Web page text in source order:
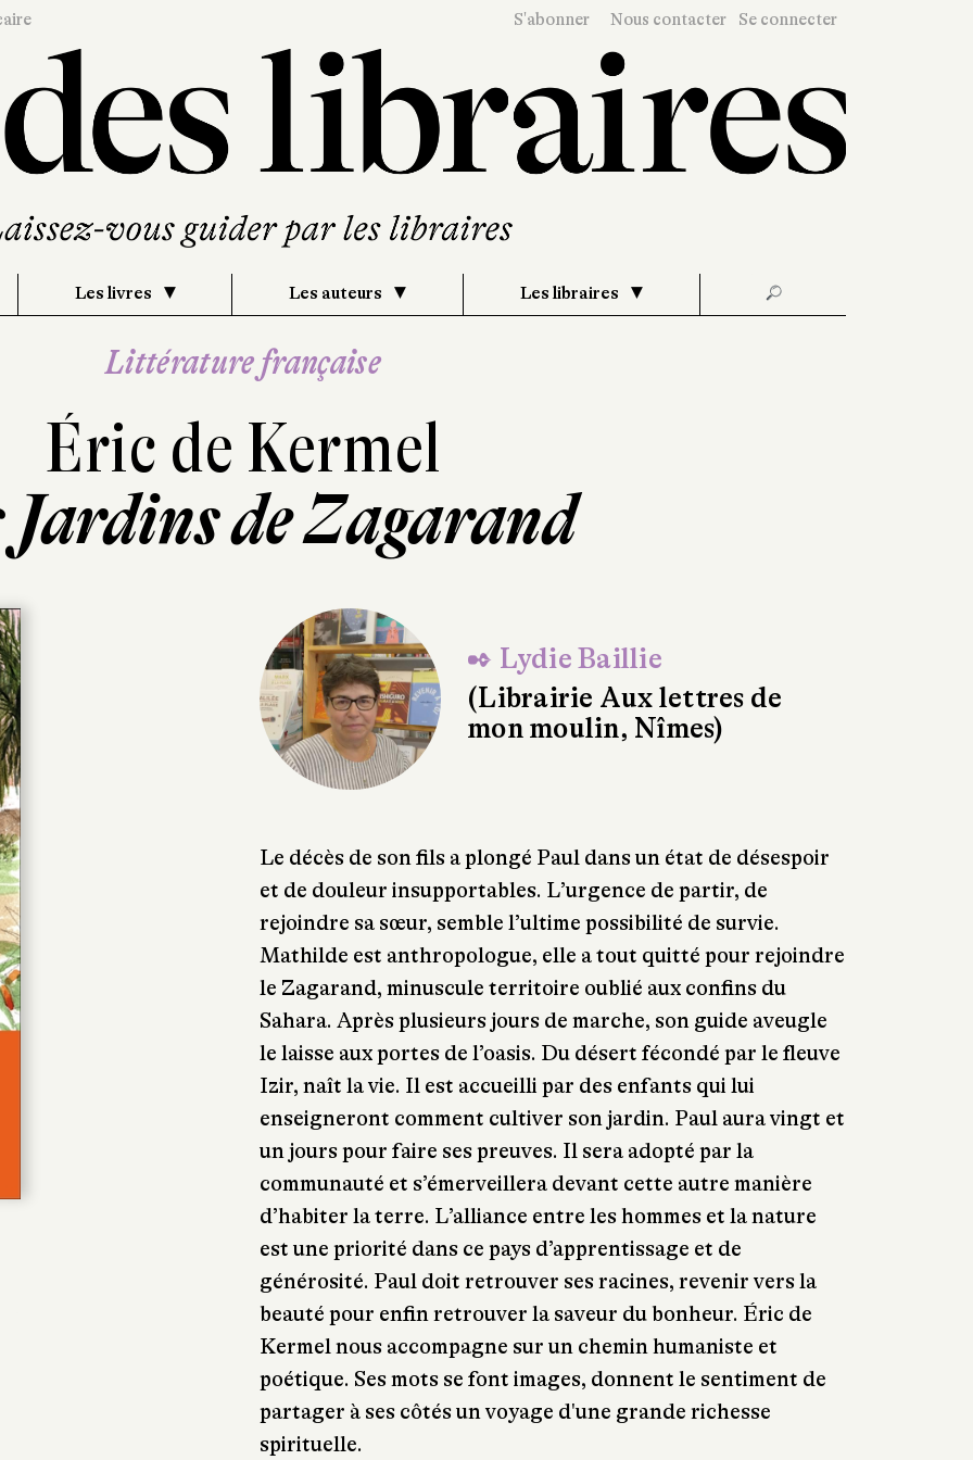
S'abonner Nous contacter Se connecter
Les livres Les auteurs Les libraires 🔎
Littérature française
Éric de Kermel
Jardins de Zagarand
✒ Lydie Baillie
(Librairie Aux lettres de
mon moulin, Nîmes)
Le décès de son fils a plongé Paul dans un état de désespoir
et de douleur insupportables. L’urgence de partir, de
rejoindre sa sœur, semble l’ultime possibilité de survie.
Mathilde est anthropologue, elle a tout quitté pour rejoindre
le Zagarand, minuscule territoire oublié aux confins du
Sahara. Après plusieurs jours de marche, son guide aveugle
le laisse aux portes de l’oasis. Du désert fécondé par le fleuve
Izir, naît la vie. Il est accueilli par des enfants qui lui
enseigneront comment cultiver son jardin. Paul aura vingt et
un jours pour faire ses preuves. Il sera adopté par la
communauté et s’émerveillera devant cette autre manière
d’habiter la terre. L’alliance entre les hommes et la nature
est une priorité dans ce pays d’apprentissage et de
générosité. Paul doit retrouver ses racines, revenir vers la
beauté pour enfin retrouver la saveur du bonheur. Éric de
Kermel nous accompagne sur un chemin humaniste et
poétique. Ses mots se font images, donnent le sentiment de
partager à ses côtés un voyage d'une grande richesse
spirituelle.